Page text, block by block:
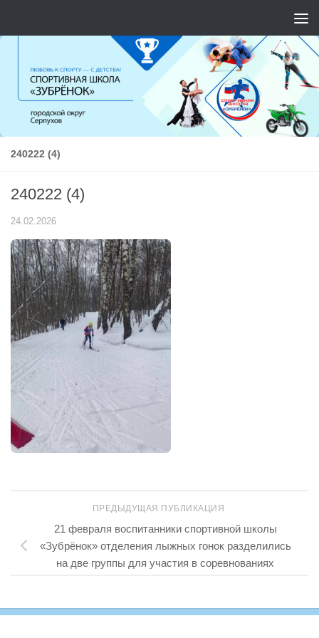
240222 (4)
240222 (4)
24.02.2026
ПРЕДЫДУЩАЯ ПУБЛИКАЦИЯ
21 февраля воспитанники спортивной школы
«Зубрёнок» отделения лыжных гонок разделились
на две группы для участия в соревнованиях